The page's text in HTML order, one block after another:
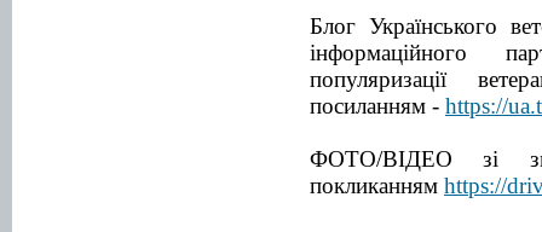
Блог Українського
інформаційного
популяризації
посиланням - https://
ФОТО/ВІДЕО зі
покликанням https://